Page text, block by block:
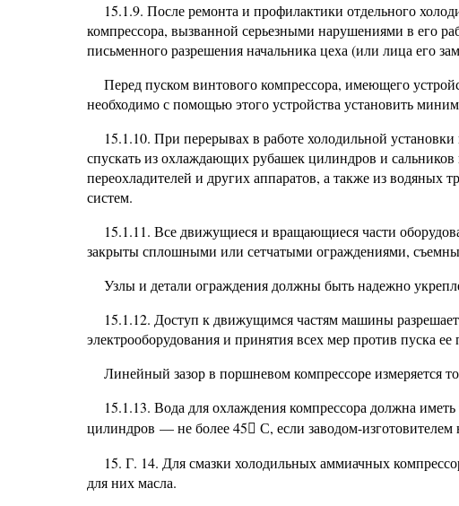
15.1.9. После ремонта и профилактики отдельного
компрессора, вызванной серьезными нарушениями в его
письменного разрешения начальника цеха (или лица его
Перед пуском винтового компрессора, имеющего
необходимо с помощью этого устройства установить
15.1.10. При перерывах в работе холодильной
спускать из охлаждающих рубашек цилиндров и
переохладителей и других аппаратов, а также из водяных
систем.
15.1.11. Все движущиеся и вращающиеся части
закрыты сплошными или сетчатыми ограждениями,
Узлы и детали ограждения должны быть надежно
15.1.12. Доступ к движущимся частям машины
электрооборудования и принятия всех мер против пуска
Линейный зазор в поршневом компрессоре измеряется
15.1.13. Вода для охлаждения компрессора должна
цилиндров — не более 45 С, если заводом-
15. Г. 14. Длясмазки холодильных аммиачных
для них масла.